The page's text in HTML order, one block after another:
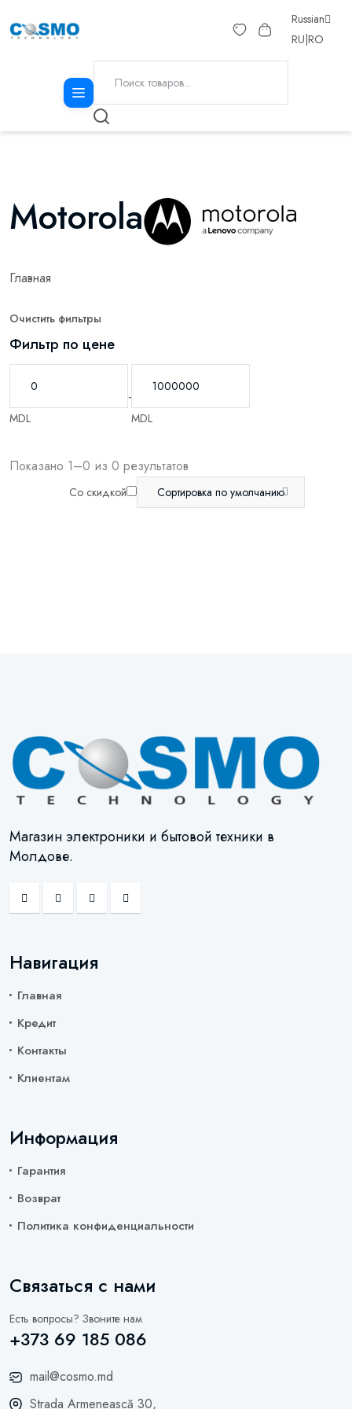
Russian
RU RO
Motorola
Главная
Очистить фильтры
Фильтр по цене
MDL
-
MDL
Показано 1–0 из 0 результатов
Со скидкой Сортировка по умолчанию
Магазин электроники и бытовой техники в
Молдове.
Навигация
Главная
Кредит
Контакты
Клиентам
Информация
Гарантия
Возврат
Политика конфиденциальности
Связаться с нами
Есть вопросы? Звоните нам
+373 69 185 086
mail@cosmo.md
Strada Armenească 30,